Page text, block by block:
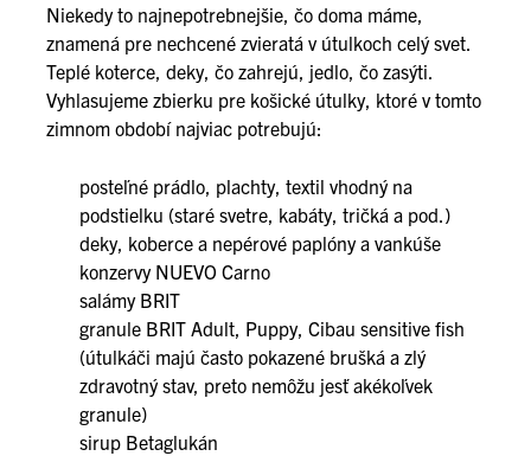
Niekedy to najnepotrebnejšie, čo doma máme,
znamená pre nechcené zvieratá v útulkoch celý svet.
Teplé koterce, deky, čo zahrejú, jedlo, čo zasýti.
Vyhlasujeme zbierku pre košické útulky, ktoré v tomto
zimnom období najviac potrebujú:
posteľné prádlo, plachty, textil vhodný na
podstielku (staré svetre, kabáty, tričká a pod.)
deky, koberce a nepérové paplóny a vankúše
konzervy NUEVO Carno
salámy BRIT
granule BRIT Adult, Puppy, Cibau sensitive fish
(útulkáči majú často pokazené brušká a zlý
zdravotný stav, preto nemôžu jesť akékoľvek
granule)
sirup Betaglukán